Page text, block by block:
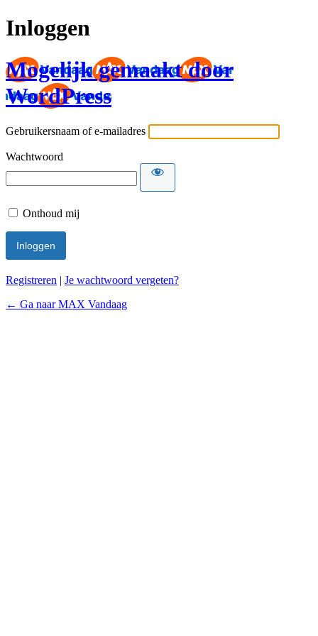
Inloggen
Mogelijk gemaakt door
WordPress
Gebruikersnaam of e-mailadres
Wachtwoord
Onthoud mij
Registreren | Je wachtwoord vergeten?
← Ga naar MAX Vandaag